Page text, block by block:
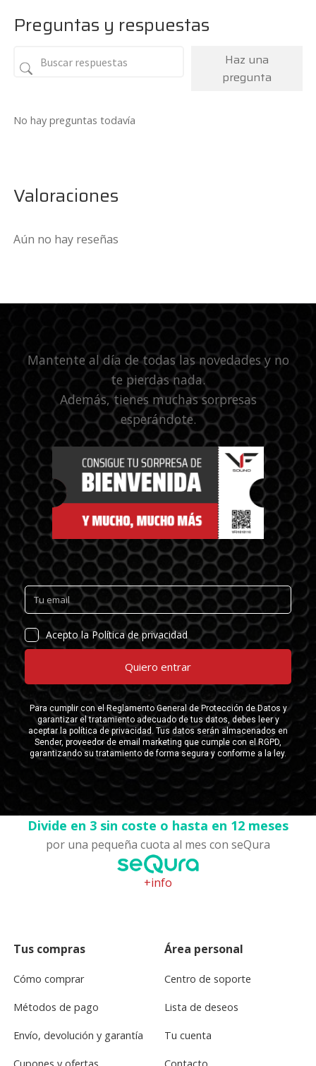
Preguntas y respuestas
Haz una
pregunta
No hay preguntas todavía
Valoraciones
Aún no hay reseñas
Mantente al día de todas las novedades y no
te pierdas nada.
Además, tienes muchas sorpresas
esperándote.
Divide en 3 sin coste o hasta en 12 meses
por una pequeña cuota al mes con seQura
+info
Tus compras
Cómo comprar
Métodos de pago
Envío, devolución y garantía
Cupones y ofertas
Área personal
Centro de soporte
Lista de deseos
Tu cuenta
Contacto